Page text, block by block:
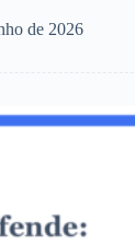
de 2026